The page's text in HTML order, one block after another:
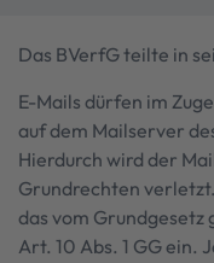
Das BVerfG teilte in
E-Mails dürfen im
auf dem Mailserver
Hierdurch wird der
Grundrechten
das vom Grundgesetz
Art. 10 Abs. 1 GG ein.